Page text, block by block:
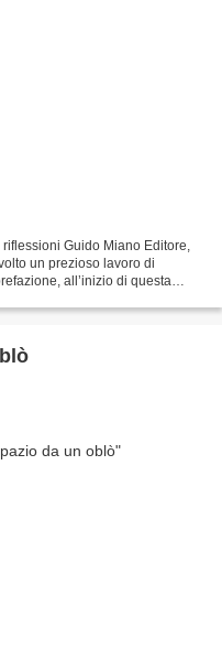
Guido Miano Editore,
un prezioso lavoro di
all’inizio di questa